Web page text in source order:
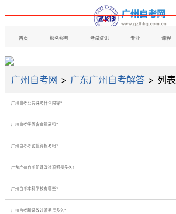
首页 报名报考 考试资讯 专业 课程
广州自考网 > 广东广州自考解答> 列表
广州自考公共课考什么内容?
广州自考学历含金量高吗?
广州自考考试值得报考吗?
广东广州自考新课改过渡期是多久?
广州自考本科学校有哪些?
广州自考新课改过渡期是多久?